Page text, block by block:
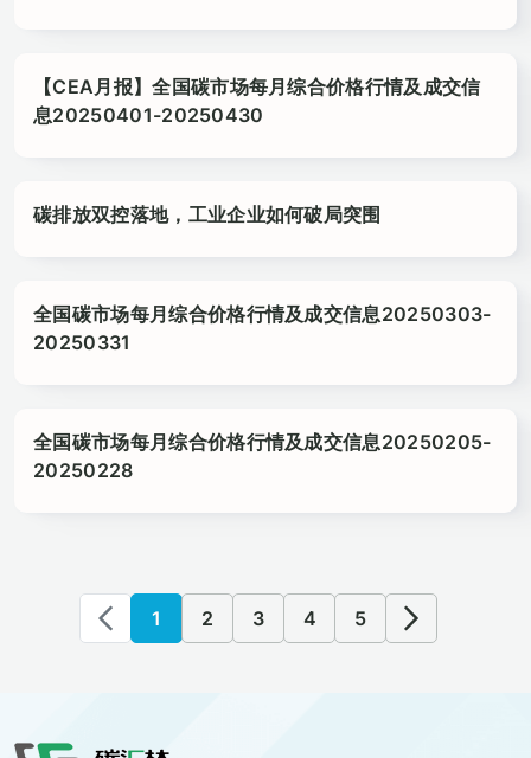
【CEA月报】全国碳市场每月综合价格行情及成交信
息20250401-20250430
碳排放双控落地，工业企业如何破局突围
全国碳市场每月综合价格行情及成交信息20250303-
20250331
全国碳市场每月综合价格行情及成交信息20250205-
20250228
1 2 3 4 5